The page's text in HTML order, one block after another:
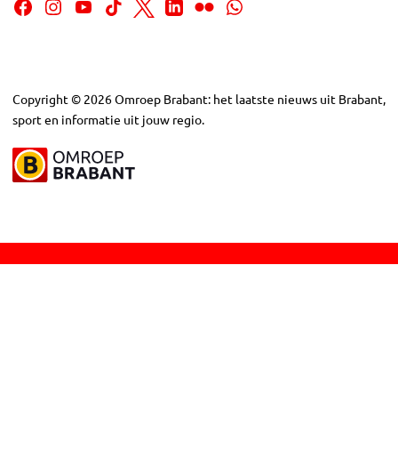
Copyright © 2026Omroep Brabant: het laatste nieuws uit Brabant,
sport en informatie uit jouw regio.